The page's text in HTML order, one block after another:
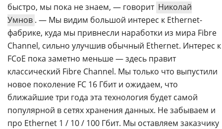
быстро, мы пока не знаем, — говорит Николай
Умнов . — Мы видим большой интерес к Ethernet-
фабрике, куда мы привнесли наработки из мира Fibre
Channel, сильно улучшив обычный Ethernet. Интерес к
FCoE пока заметно меньше — здесь правит
классический Fibre Channel. Мы только что выпустили
новое поколение FC 16 Гбит и ожидаем, что
ближайшие три года эта технология будет самой
популярной в сетях хранения данных. Не забываем и
про Ethernet 1 / 10 / 100 Гбит. Мы оставляем заказчику